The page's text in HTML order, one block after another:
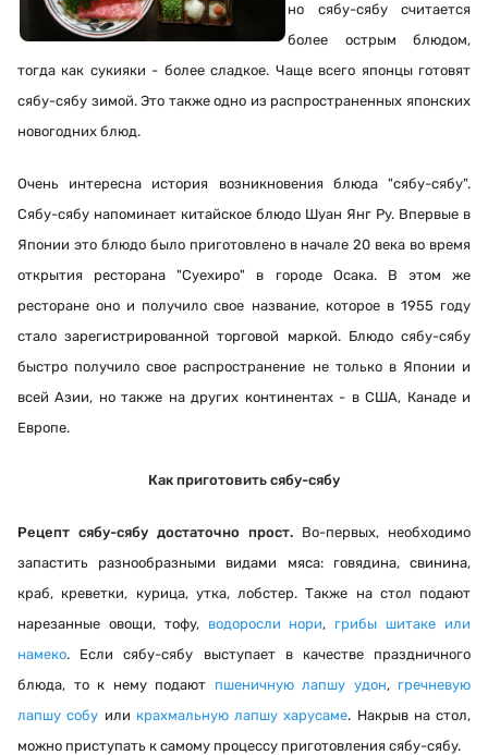
но сябу-сябу считается
более острым блюдом,
тогда как сукияки - более сладкое. Чаще всего японцы готовят
сябу-сябу зимой. Это также одно из распространенных японских
новогодних блюд.
Очень интересна история возникновения блюда "сябу-сябу".
Сябу-сябу напоминает китайское блюдо Шуан Янг Ру. Впервые в
Японии это блюдо было приготовлено в начале 20 века во время
открытия ресторана "Суехиро" в городе Осака. В этом же
ресторане оно и получило свое название, которое в 1955 году
стало зарегистрированной торговой маркой. Блюдо сябу-сябу
быстро получило свое распространение не только в Японии и
всей Азии, но также на других континентах - в США, Канаде и
Европе.
Как приготовить сябу-сябу
Рецепт сябу-сябу достаточно прост. Во-первых, необходимо
запастить разнообразными видами мяса: говядина, свинина,
краб, креветки, курица, утка, лобстер. Также на стол подают
нарезанные овощи, тофу, водоросли нори, грибы шитаке или
намеко. Если сябу-сябу выступает в качестве праздничного
блюда, то к нему подают пшеничную лапшу удон, гречневую
лапшу собу или крахмальную лапшу харусаме. Накрыв на стол,
можно приступать к самому процессу приготовления сябу-сябу.